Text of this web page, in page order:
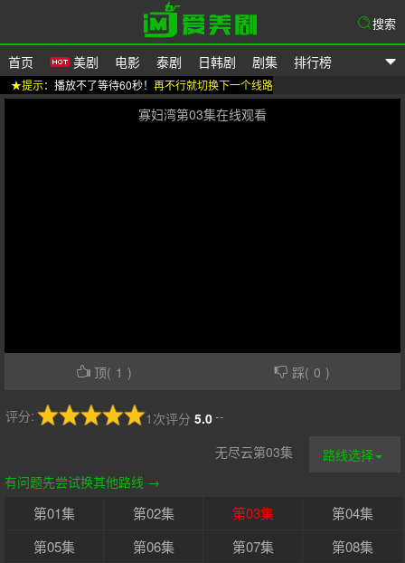
爱美剧
首页 美剧 电影 泰剧 日韩剧 剧集 排行榜
搜索
★提示：播放不了等待60秒！ 再不行就切换下一个线路
寡妇湾第03集在线观看
顶( 1 ) 踩( 0 )
评分: 5.0
1次评分 --
路线选择
无尽云第03集
有问题先尝试换其他路线 →
第01集 第02集 第03集
第04集
第05集
第06集 第07集
第08集